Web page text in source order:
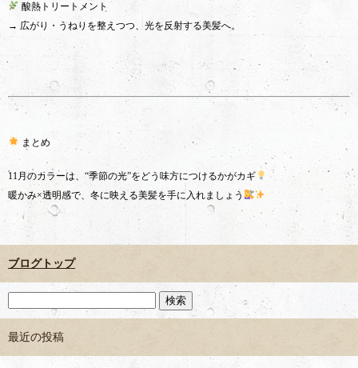
酸熱トリートメント
→ 広がり・うねりを整えつつ、光を反射する美髪へ。
まとめ
11月のカラーは、“季節の光”をどう味方につけるかがカギ
暖かみ×透明感で、冬に映える美髪を手に入れましょう
ブログトップ
最近の投稿